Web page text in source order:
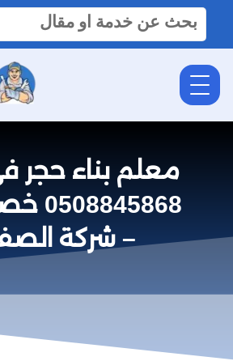
البحث
عن:
معلم بناء حجر
– شركة